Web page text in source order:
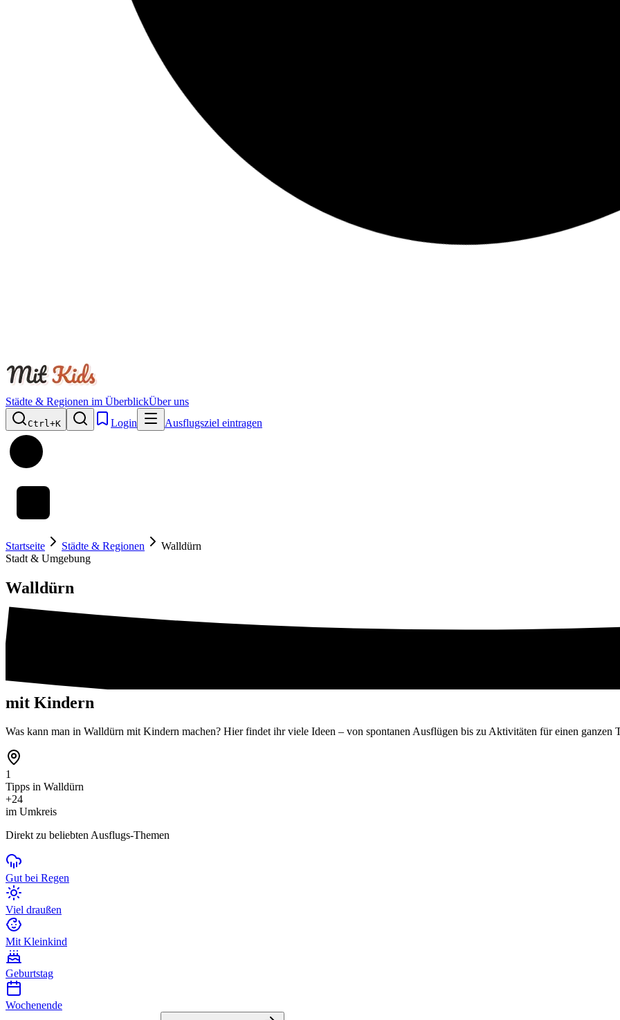
Städte & Regionen im ÜberblickÜber uns
Ctrl+K Login Ausflugsziel eintragen
Startseite Städte & Regionen
Walldürn
Stadt & Umgebung
Walldürn
mit Kindern
Was kann man in Walldürn mit Kindern machen? Hier findet ihr viele Ideen – von spontanen Ausflügen bis zu Aktivitäten für einen ganzen
1
Tipps in Walldürn
+24
im Umkreis
Direkt zu beliebten Ausflugs-Themen
Gut bei Regen
Viel draußen
Mit Kleinkind
Geburtstag
Wochenende